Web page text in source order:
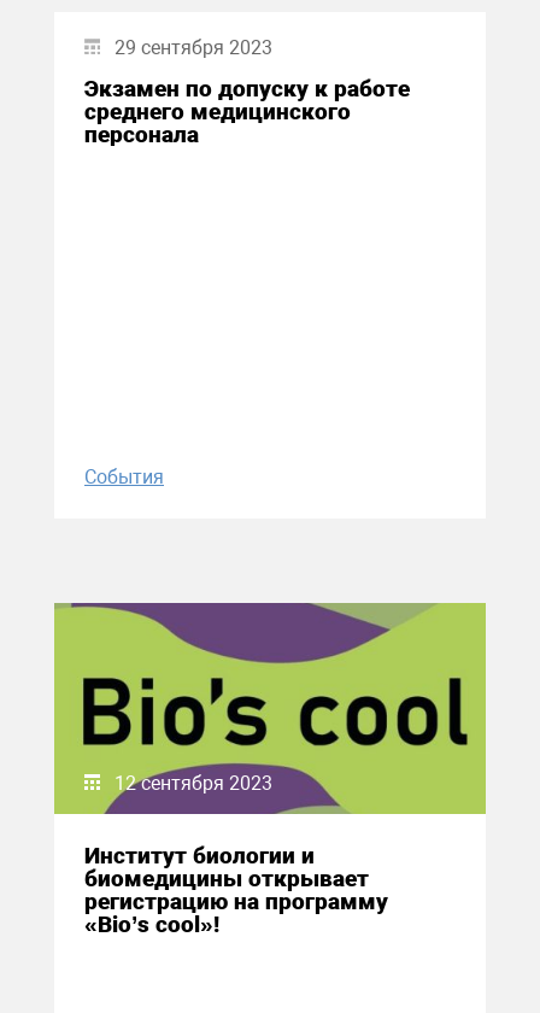
29 сентября 2023
Экзамен по допуску к работе
среднего медицинского
персонала
События
12 сентября 2023
Институт биологии и
биомедицины открывает
регистрацию на программу
«Bio’s cool»!